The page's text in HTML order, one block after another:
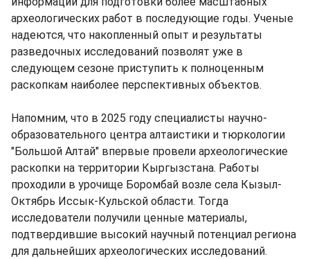
археологических работ в последующие годы. Ученые
надеются, что накопленный опыт и результаты
разведочных исследований позволят уже в
следующем сезоне приступить к полноценным
раскопкам наиболее перспективных объектов.
Напомним, что в 2025 году специалисты научно-
образовательного центра алтаистики и тюркологии
"Большой Алтай" впервые провели археологические
раскопки на территории Кыргызстана. Работы
проходили в урочище Боромбай возле села Кызыл-
Октябрь Иссык-Кульской области. Тогда
исследователи получили ценные материалы,
подтвердившие высокий научный потенциал региона
для дальнейших археологических исследований.